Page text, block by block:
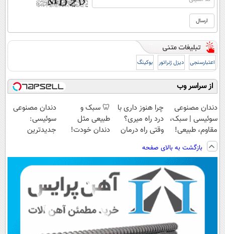
اعتبارسنجی دیزل ژنراتور بوکینگ
از سراسر وب
دندان مصنوعی
سوئیسی | سبک،
مقاوم، طبیعی!
ویزیت
رایگان+پرداخت
اقساطی😍
چرا هنوز داری با
درد راه میری؟
وقتی راه درمان
🦷 سبک و
طبیعی مثل
دندان خودت!
💳 📍 تهران
دندان مصنوعی
سوئیسی:
جدیدترین
پرداخت قسطی
بازگشت به بالای صفحه